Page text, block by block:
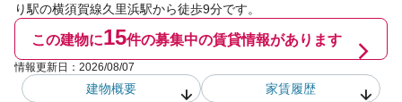
り駅の横須賀線久里浜駅から徒歩9分です。
この建物に15件の募集中の賃貸情報があります
情報更新日： 2026/08/07
建物概要
家賃履歴